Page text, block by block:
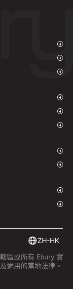
ZH-HK
區或所有 Ebury 實
適用的當地法律。